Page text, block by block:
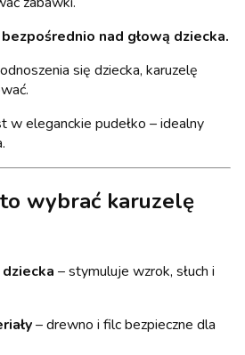
nad głową dziecka.
się dziecka, karuzelę
w eleganckie pudełko – idealny
wybrać karuzelę
dziecka – stymuluje wzrok, słuch i
– drewno i filc bezpieczne dla